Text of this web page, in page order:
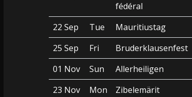
fédéral
22 Sep Tue Mauritiustag
25 Sep
Fri Bruderklausenfest
01 Nov
Sun Allerheiligen
23 Nov
Mon Zibelemärit